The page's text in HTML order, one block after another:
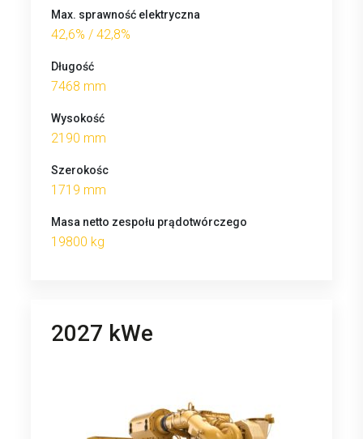
Max. sprawność elektryczna
42,6% / 42,8%
Długość
7468 mm
Wysokość
2190 mm
Szerokośc
1719 mm
Masa netto zespołu prądotwórczego
19800 kg
2027 kWe